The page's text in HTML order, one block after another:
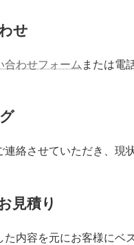
せ
合わせフォーム または電
連絡させていただき、現
見積り
た内容を元にお客様にベ